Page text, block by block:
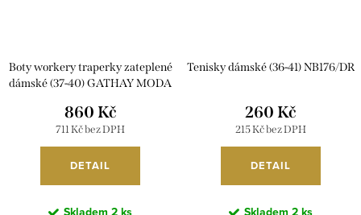
Boty workery traperky zateplené
dámské (37-40) GATHAY MODA
711 Kč bez DPH
860 Kč
DETAIL
Skladem 2 ks
Tenisky dámské (36-41) NB176/DR
215 Kč bez DPH
260 Kč
DETAIL
Skladem 2 ks